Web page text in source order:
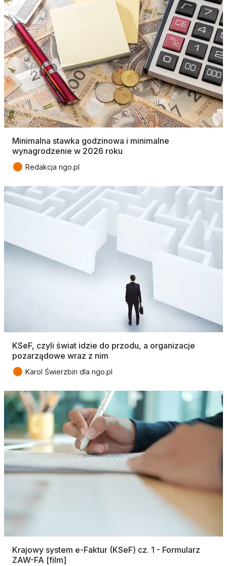
Minimalna stawka godzinowa i minimalne
wynagrodzenie w 2026 roku
● Redakcja ngo.pl
KSeF, czyli świat idzie do przodu, a organizacje
pozarządowe wraz z nim
● Karol Świerzbin dla ngo.pl
Krajowy system e-Faktur (KSeF) cz. 1 - Formularz
ZAW-FA [film]